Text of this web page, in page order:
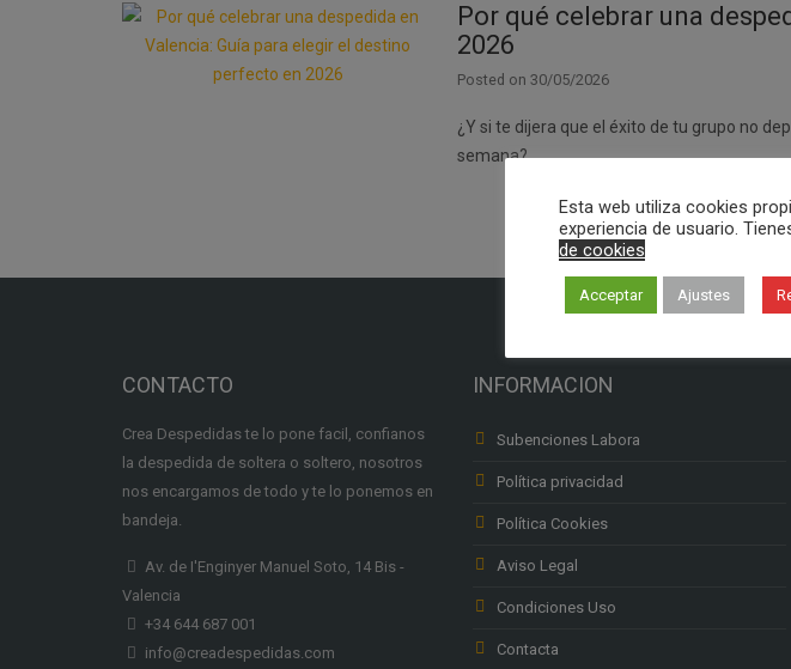
Por qué celebrar una
2026
Posted on 30/05/2026
¿Y si te dijera que el éxito de tu grupo no
semana?…
CONTACTO
Crea Despedidas te lo pone facil, confianos
la despedida de soltera o soltero, nosotros
nos encargamos de todo y te lo ponemos en
bandeja.
Av. de I'Enginyer Manuel Soto, 14 Bis -
Valencia
+34 644 687 001
info@creadespedidas.com
INFORMACION
Subenciones Labora
Política privacidad
Política Cookies
Aviso Legal
Condiciones Uso
Contacta
Esta web utiliza cookies
experiencia de usuario.
de cookies
Acceptar Ajustes